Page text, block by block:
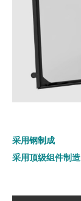
采用钢制成
采用顶级组件制造